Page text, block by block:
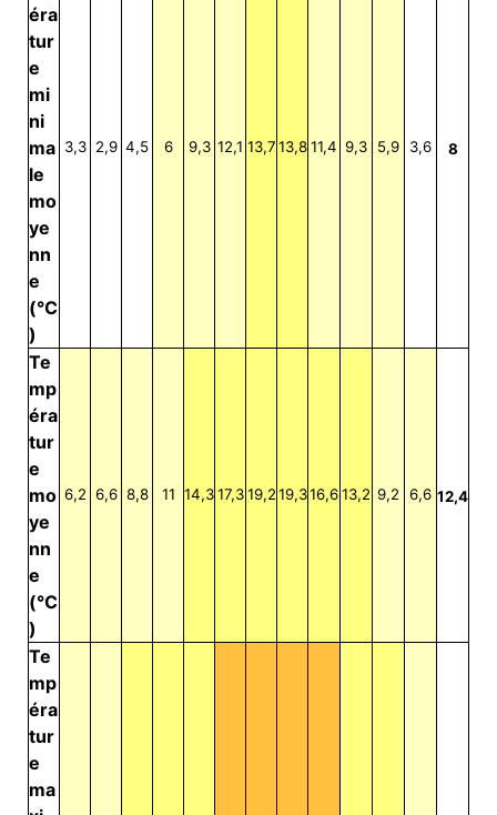
éra
tur
e
mi
ni
ma
le
mo
ye
nn
e
(°C
)
3,3 2,9 4,5 6 9,3 12,1 13,713,8 11,4 9,3 5,9 3,6 8
Te
mp
éra
tur
e
mo
ye
nn
e
(°C
)
6,2 6,6 8,8 11 14,317,3 19,219,316,613,2 9,2 6,6 12,4
Te
mp
éra
tur
e
ma